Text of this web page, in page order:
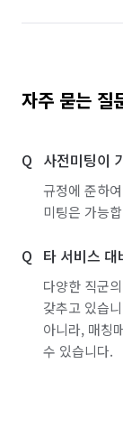
자주 묻는 질
사전미팅이
규정에 준하
미팅은 가능
타 서비스
다양한 직군
갖추고 있습
아니라, 매칭
수 있습니다.